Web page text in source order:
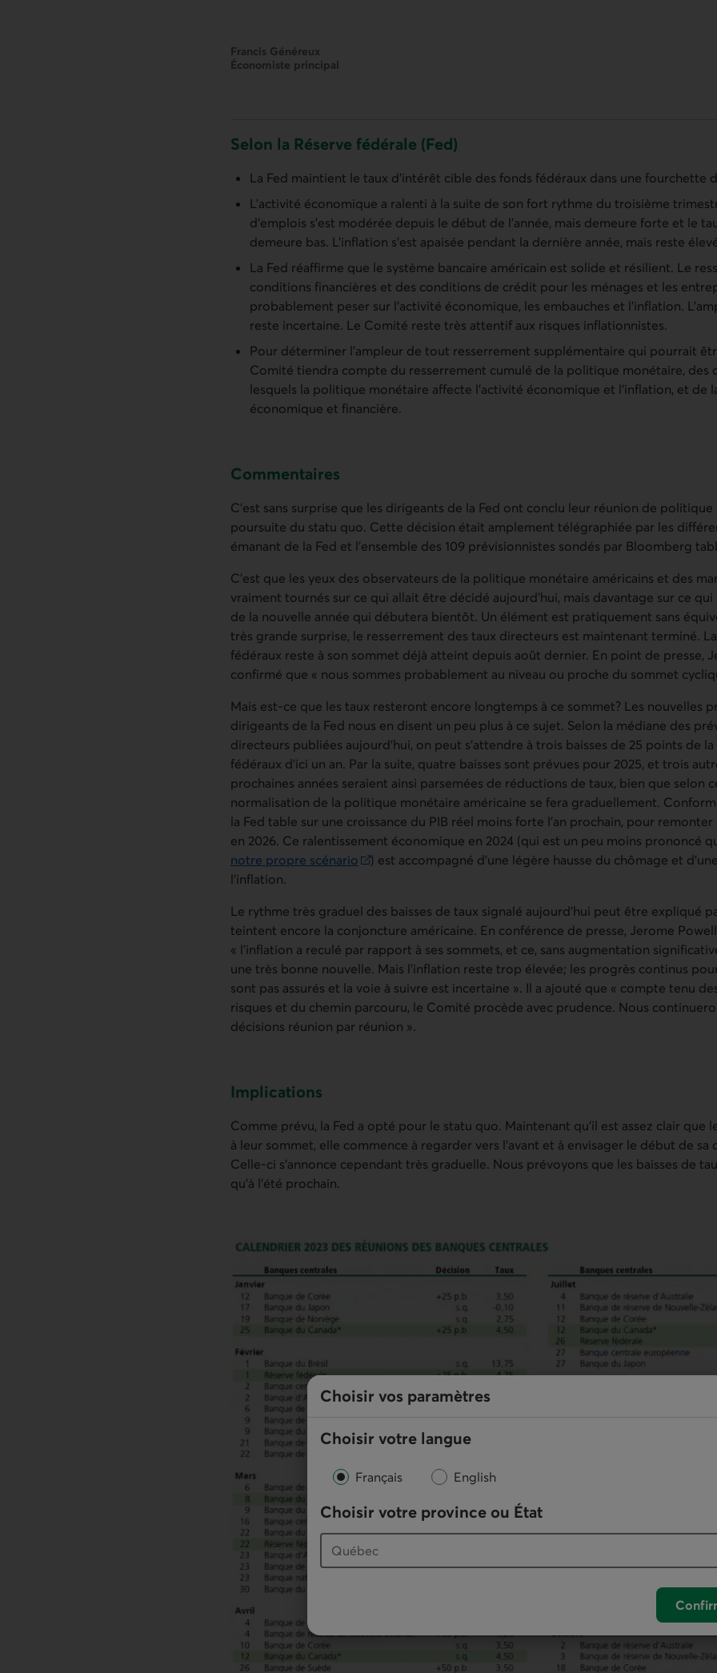
Choisir vos paramètres
Choisir votre langue
Français English
Choisir votre province ou État
Francis Généreux
Économiste principal
Selon la Réserve fédérale (Fed)
La Fed maintient le taux d’intérêt cible des fonds fédéraux dans une fourchette
L’activité économique a ralenti à la suite de son fort rythme du troisième
d’emplois s’est modérée depuis le début de l’année, mais demeure forte et le
demeure bas. L’inflation s’est apaisée pendant la dernière année, mais reste
La Fed réaffirme que le système bancaire américain est solide et résilient. Le
conditions financières et des conditions de crédit pour les ménages et les
probablement peser sur l’activité économique, les embauches et l’inflation.
reste incertaine. Le Comité reste très attentif aux risques inflationnistes.
Pour déterminer l’ampleur de tout resserrement supplémentaire qui pourrait
Comité tiendra compte du resserrement cumulé de la politique monétaire, des
lesquels la politique monétaire affecte l’activité économique et l’inflation, et de
économique et financière.
Commentaires
C’est sans surprise que les dirigeants de la Fed ont conclu leur réunion de
poursuite du statu quo. Cette décision était amplement télégraphiée par les
émanant de la Fed et l’ensemble des 109 prévisionnistes sondés par Bloomberg
C’est que les yeux des observateurs de la politique monétaire américains et des
vraiment tournés sur ce qui allait être décidé aujourd’hui, mais davantage sur ce qui
de la nouvelle année qui débutera bientôt. Un élément est pratiquement sans
très grande surprise, le resserrement des taux directeurs est maintenant terminé.
fédéraux reste à son sommet déjà atteint depuis août dernier. En point de presse,
confirmé que « nous sommes probablement au niveau ou proche du sommet
Mais est-ce que les taux resteront encore longtemps à ce sommet? Les nouvelles
dirigeants de la Fed nous en disent un peu plus à ce sujet. Selon la médiane des
directeurs publiées aujourd’hui, on peut s’attendre à trois baisses de 25 points de
fédéraux d’ici un an. Par la suite, quatre baisses sont prévues pour 2025, et trois
prochaines années seraient ainsi parsemées de réductions de taux, bien que selon
normalisation de la politique monétaire américaine se fera graduellement.
la Fed table sur une croissance du PIB réel moins forte l’an prochain, pour
en 2026. Ce ralentissement économique en 2024 (qui est un peu moins prononcé
notre propre scénario
Lien externe au site. S'ouvre dans une nouvelle fenêtre.
) est accompagné d’une légère hausse du chômage et
l’inflation.
Le rythme très graduel des baisses de taux signalé aujourd’hui peut être expliqué
teintent encore la conjoncture américaine. En conférence de presse, Jerome
« l’inflation a reculé par rapport à ses sommets, et ce, sans augmentation
une très bonne nouvelle. Mais l’inflation reste trop élevée; les progrès continus
sont pas assurés et la voie à suivre est incertaine ». Il a ajouté que « compte tenu
risques et du chemin parcouru, le Comité procède avec prudence. Nous
décisions réunion par réunion ».
Implications
Comme prévu, la Fed a opté pour le statu quo. Maintenant qu’il est assez clair que
à leur sommet, elle commence à regarder vers l’avant et à envisager le début de
Celle-ci s’annonce cependant très graduelle. Nous prévoyons que les baisses de
qu’à l’été prochain.